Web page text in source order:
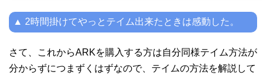
▲ 2時間掛けてやっとテイム出来たときは感動した。
さて、これからARKを購入する方は自分同様テイム方法が
分からずにつまずくはずなので、テイムの方法を解説して